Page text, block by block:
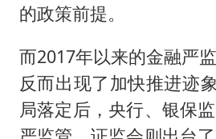
的政策前提。
而2017年以来的金融严
反而出现了加快推进迹
局落定后，央行、银保